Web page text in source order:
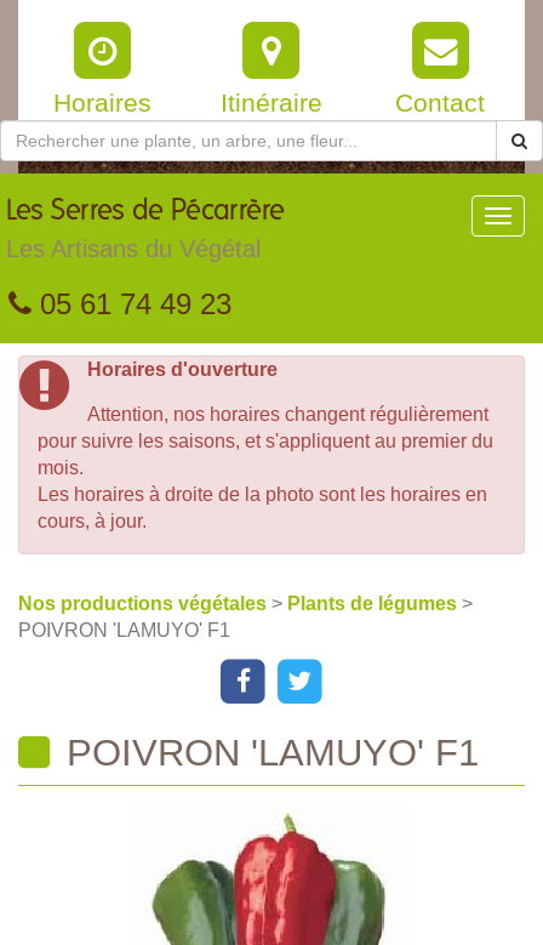
Horaires Itinéraire Contact
Les Serres de Pécarrère
Les Artisans du Végétal
05 61 74 49 23
Horaires d'ouverture
Attention, nos horaires changent régulièrement
pour suivre les saisons, et s'appliquent au premier du
mois.
Les horaires à droite de la photo sont les horaires en
cours, à jour.
Nos productions végétales > Plants de légumes >
POIVRON 'LAMUYO' F1
POIVRON 'LAMUYO' F1